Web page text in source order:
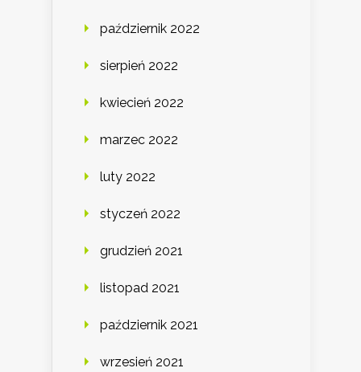
październik 2022
sierpień 2022
kwiecień 2022
marzec 2022
luty 2022
styczeń 2022
grudzień 2021
listopad 2021
październik 2021
wrzesień 2021